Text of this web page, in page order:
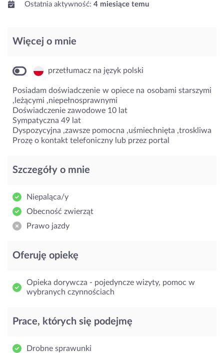
Ostatnia aktywność: 4 miesiące temu
Więcej o mnie
przetłumacz na język polski
Posiadam doświadczenie w opiece na osobami starszymi
,leżącymi ,niepełnosprawnymi
Doświadczenie zawodowe 10 lat
Sympatyczna 49 lat
Dyspozycyjna ,zawsze pomocna ,uśmiechnięta ,troskliwa
Prozę o kontakt telefoniczny lub przez portal
Szczegóły o mnie
Niepaląca/y
Obecność zwierząt
Prawo jazdy
Oferuję opiekę
Opieka dorywcza - pojedyncze wizyty, pomoc w
wybranych czynnościach
Prace, których się podejmę
Drobne sprawunki